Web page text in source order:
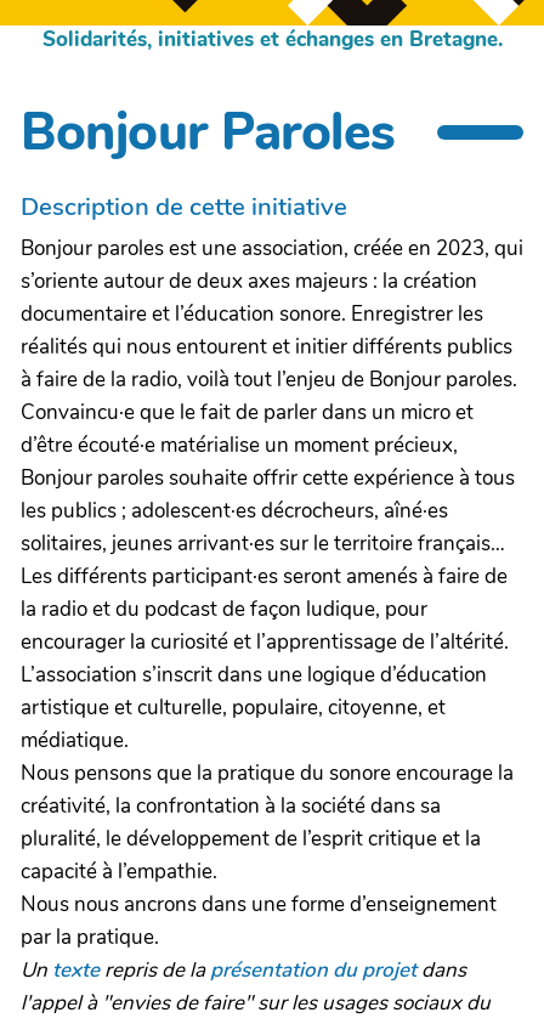
Solidarités, initiatives et échanges en Bretagne.
Bonjour Paroles
Description de cette initiative
Bonjour paroles est une association, créée en 2023, qui
s’oriente autour de deux axes majeurs : la création
documentaire et l’éducation sonore. Enregistrer les
réalités qui nous entourent et initier différents publics
à faire de la radio, voilà tout l’enjeu de Bonjour paroles.
Convaincu·e que le fait de parler dans un micro et
d’être écouté·e matérialise un moment précieux,
Bonjour paroles souhaite offrir cette expérience à tous
les publics ; adolescent·es décrocheurs, aîné·es
solitaires, jeunes arrivant·es sur le territoire français…
Les différents participant·es seront amenés à faire de
la radio et du podcast de façon ludique, pour
encourager la curiosité et l’apprentissage de l’altérité.
L’association s’inscrit dans une logique d’éducation
artistique et culturelle, populaire, citoyenne, et
médiatique.
Nous pensons que la pratique du sonore encourage la
créativité, la confrontation à la société dans sa
pluralité, le développement de l’esprit critique et la
capacité à l’empathie.
Nous nous ancrons dans une forme d’enseignement
par la pratique.
Un texterepris de laprésentation du projetdans
l'appel à "envies de faire" sur les usages sociaux du